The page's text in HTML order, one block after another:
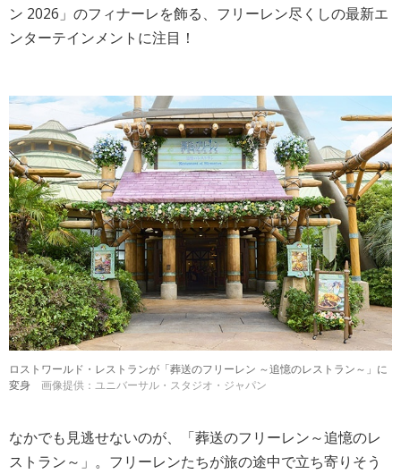
ン 2026」のフィナーレを飾る、フリーレン尽くしの最新エ
ンターテインメントに注目！
ロストワールド・レストランが「葬送のフリーレン ～追憶のレストラン～」に
変身
画像提供：ユニバーサル・スタジオ・ジャパン
なかでも見逃せないのが、「葬送のフリーレン～追憶のレ
ストラン～」。フリーレンたちが旅の途中で立ち寄りそう